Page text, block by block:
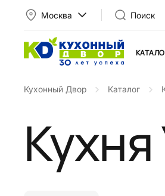
Москва Поиск
Кухонный Двор Каталог